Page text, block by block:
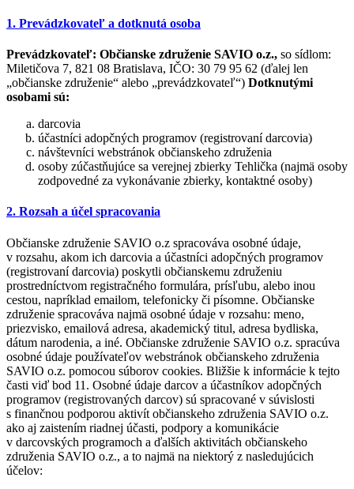
1. Prevádzkovateľ a dotknutá osoba
Prevádzkovateľ: Občianske združenie SAVIO o.z., so sídlom:
Miletičova 7, 821 08 Bratislava, IČO: 30 79 95 62 (ďalej len
„občianske združenie“ alebo „prevádzkovateľ“) Dotknutými
osobami sú:
darcovia
účastníci adopčných programov (registrovaní darcovia)
návštevníci webstránok občianskeho združenia
osoby zúčastňujúce sa verejnej zbierky Tehlička (najmä osoby
zodpovedné za vykonávanie zbierky, kontaktné osoby)
2. Rozsah a účel spracovania
Občianske združenie SAVIO o.z spracováva osobné údaje,
v rozsahu, akom ich darcovia a účastníci adopčných programov
(registrovaní darcovia) poskytli občianskemu združeniu
prostredníctvom registračného formulára, prísľubu, alebo inou
cestou, napríklad emailom, telefonicky či písomne. Občianske
združenie spracováva najmä osobné údaje v rozsahu: meno,
priezvisko, emailová adresa, akademický titul, adresa bydliska,
dátum narodenia, a iné. Občianske združenie SAVIO o.z. spracúva
osobné údaje používateľov webstránok občianskeho združenia
SAVIO o.z. pomocou súborov cookies. Bližšie k informácie k tejto
časti viď bod 11. Osobné údaje darcov a účastníkov adopčných
programov (registrovaných darcov) sú spracované v súvislosti
s finančnou podporou aktivít občianskeho združenia SAVIO o.z.
ako aj zaistením riadnej účasti, podpory a komunikácie
v darcovských programoch a ďalších aktivitách občianskeho
združenia SAVIO o.z., a to najmä na niektorý z nasledujúcich
účelov: